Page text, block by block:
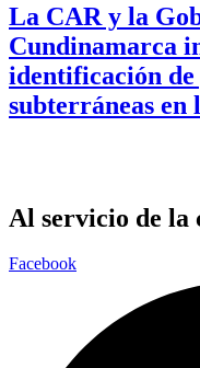
La CAR y la
Cundinamarca
identificación de
subterráneas en
Al servicio de la
Facebook